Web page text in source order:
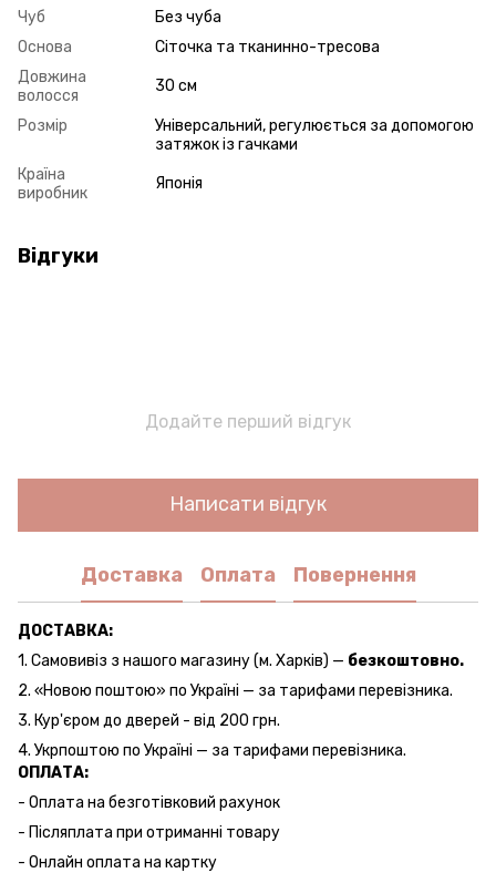
Чуб
Без чуба
Основа
Сіточка та тканинно-тресова
Довжина
волосся
30 см
Розмір
Універсальний, регулюється за допомогою
затяжок із гачками
Країна
виробник
Японія
Відгуки
Додайте перший відгук
Написати відгук
Доставка Оплата Повернення
ДОСТАВКА:
1. Самовивіз з нашого магазину (м. Харків) — безкоштовно.
2. «Новою поштою» по Україні — за тарифами перевізника.
3. Кур'єром до дверей - від 200 грн.
4. Укрпоштою по Україні — за тарифами перевізника.
ОПЛАТА:
- Оплата на безготівковий рахунок
- Післяплата при отриманні товару
- Онлайн оплата на картку